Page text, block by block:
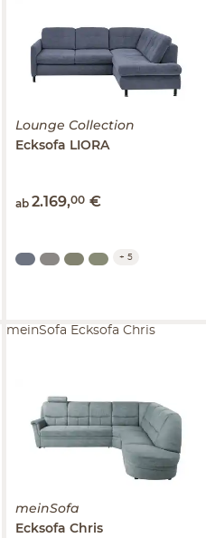
Grace
Lounge Collection
Ecksofa LIORA
ab 2.169,00 €
+ 5
Wilma
meinSofa
Ecksofa Chris
meinSofa Ecksofa Chris